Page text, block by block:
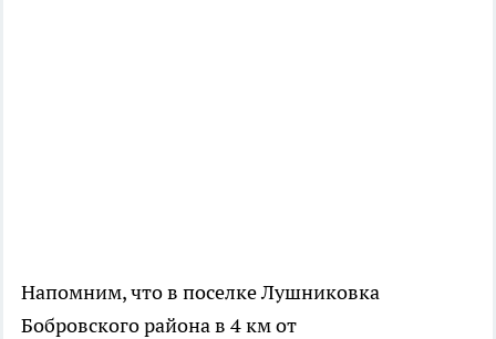
Напомним, что в поселке Лушниковка
Бобровского района в 4 км от